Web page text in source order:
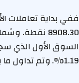
1.19%. وتم تداول ما يقارب 560 مليون سهم عبر أكثر من 30 ألف صفقة نقدية.